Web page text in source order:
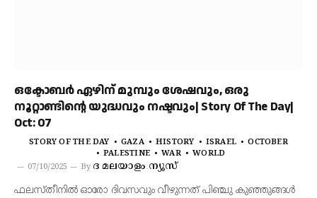
ഒക്ടോബർ ഏഴിന് മുമ്പും ശേഷവും, ഒരു
നൂറ്റാണ്ടിന്റെ യുദ്ധവും നഷ്ടവും| Story Of The Day|
Oct: 07
STORY OF THE DAY GAZA HISTORY ISRAEL
OCTOBER
PALESTINE
WAR
WORLD
07/10/2025
By ദ മലയാളം ന്യൂസ്
ഫലസ്തീനിൽ ഓരോ ദിവസവും വീഴുന്നത് പിഞ്ചു കുഞ്ഞുങ്ങൾ